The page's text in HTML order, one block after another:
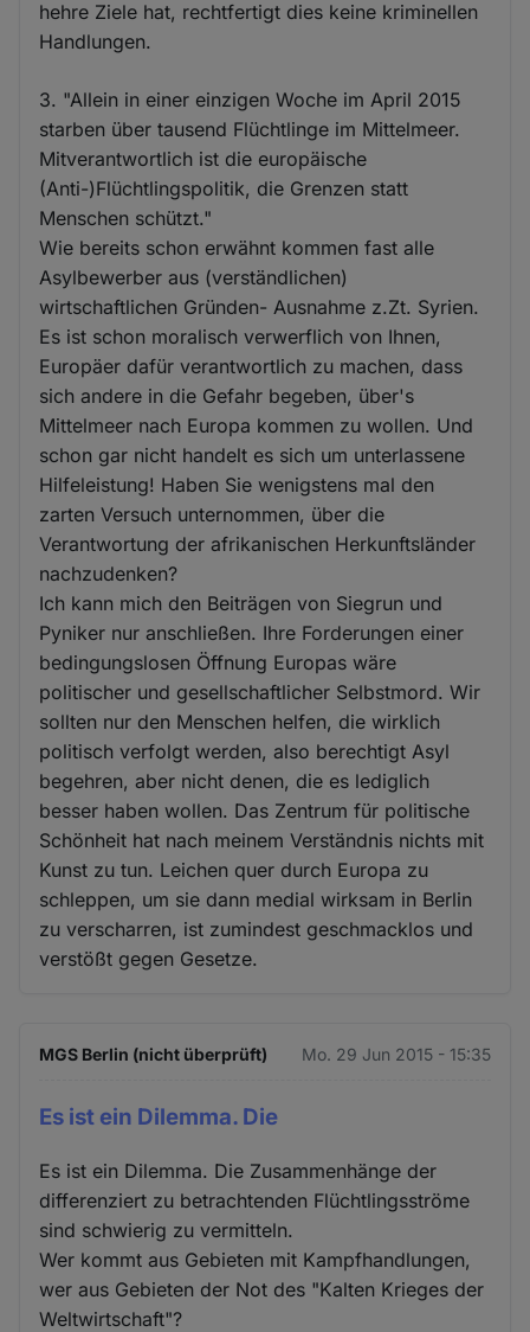
hehre Ziele hat, rechtfertigt dies keine kriminellen
Handlungen.
3. "Allein in einer einzigen Woche im April 2015
starben über tausend Flüchtlinge im Mittelmeer.
Mitverantwortlich ist die europäische
(Anti-)Flüchtlingspolitik, die Grenzen statt
Menschen schützt."
Wie bereits schon erwähnt kommen fast alle
Asylbewerber aus (verständlichen)
wirtschaftlichen Gründen- Ausnahme z.Zt. Syrien.
Es ist schon moralisch verwerflich von Ihnen,
Europäer dafür verantwortlich zu machen, dass
sich andere in die Gefahr begeben, über's
Mittelmeer nach Europa kommen zu wollen. Und
schon gar nicht handelt es sich um unterlassene
Hilfeleistung! Haben Sie wenigstens mal den
zarten Versuch unternommen, über die
Verantwortung der afrikanischen Herkunftsländer
nachzudenken?
Ich kann mich den Beiträgen von Siegrun und
Pyniker nur anschließen. Ihre Forderungen einer
bedingungslosen Öffnung Europas wäre
politischer und gesellschaftlicher Selbstmord. Wir
sollten nur den Menschen helfen, die wirklich
politisch verfolgt werden, also berechtigt Asyl
begehren, aber nicht denen, die es lediglich
besser haben wollen. Das Zentrum für politische
Schönheit hat nach meinem Verständnis nichts mit
Kunst zu tun. Leichen quer durch Europa zu
schleppen, um sie dann medial wirksam in Berlin
zu verscharren, ist zumindest geschmacklos und
verstößt gegen Gesetze.
MGS Berlin (nicht überprüft) Mo. 29 Jun 2015 - 15:35
Es ist ein Dilemma. Die
Es ist ein Dilemma. Die Zusammenhänge der
differenziert zu betrachtenden Flüchtlingsströme
sind schwierig zu vermitteln.
Wer kommt aus Gebieten mit Kampfhandlungen,
wer aus Gebieten der Not des "Kalten Krieges der
Weltwirtschaft"?